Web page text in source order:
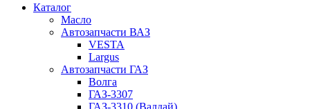
Каталог
Масло
Автозапчасти ВАЗ
VESTA
Largus
Автозапчасти ГАЗ
Волга
ГАЗ-3307
ГАЗ-3310 (Валдай)